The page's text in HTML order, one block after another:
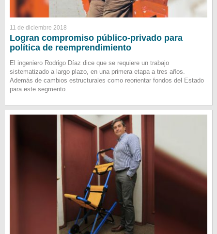
11 de diciembre 2018
Logran compromiso público-privado para
política de reemprendimiento
El ingeniero Rodrigo Díaz dice que se requiere un trabajo
sistematizado a largo plazo, en una primera etapa a tres años.
Además de cambios estructurales como reorientar fondos del Estado
para este segmento.